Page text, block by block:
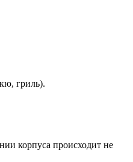
гриль).
корпуса происходит не